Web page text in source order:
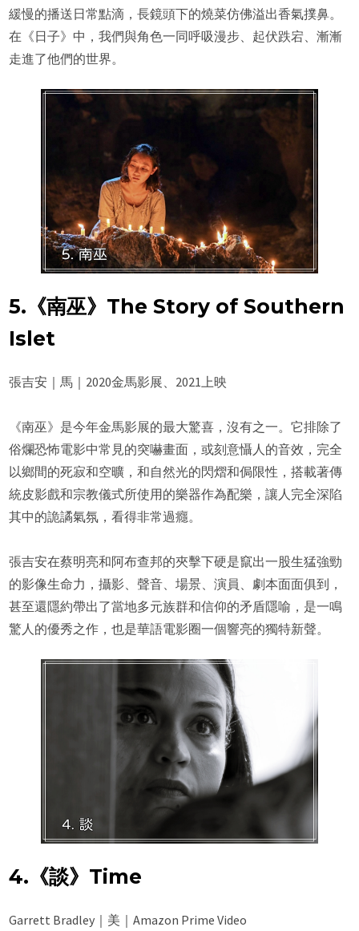
緩慢的播送日常點滴，長鏡頭下的燒菜仿佛溢出香氣撲鼻。
在《日子》中，我們與角色一同呼吸漫步、起伏跌宕、漸漸
走進了他們的世界。
5.《南巫》The Story of Southern
Islet
張吉安｜馬｜2020金馬影展、2021上映
《南巫》是今年金馬影展的最大驚喜，沒有之一。它排除了
俗爛恐怖電影中常見的突嚇畫面，或刻意懾人的音效，完全
以鄉間的死寂和空曠，和自然光的閃熠和侷限性，搭載著傳
統皮影戲和宗教儀式所使用的樂器作為配樂，讓人完全深陷
其中的詭譎氣氛，看得非常過癮。
張吉安在蔡明亮和阿布查邦的夾擊下硬是竄出一股生猛強勁
的影像生命力，攝影、聲音、場景、演員、劇本面面俱到，
甚至還隱約帶出了當地多元族群和信仰的矛盾隱喻，是一鳴
驚人的優秀之作，也是華語電影圈一個響亮的獨特新聲。
4.《談》Time
Garrett Bradley｜美｜Amazon Prime Video